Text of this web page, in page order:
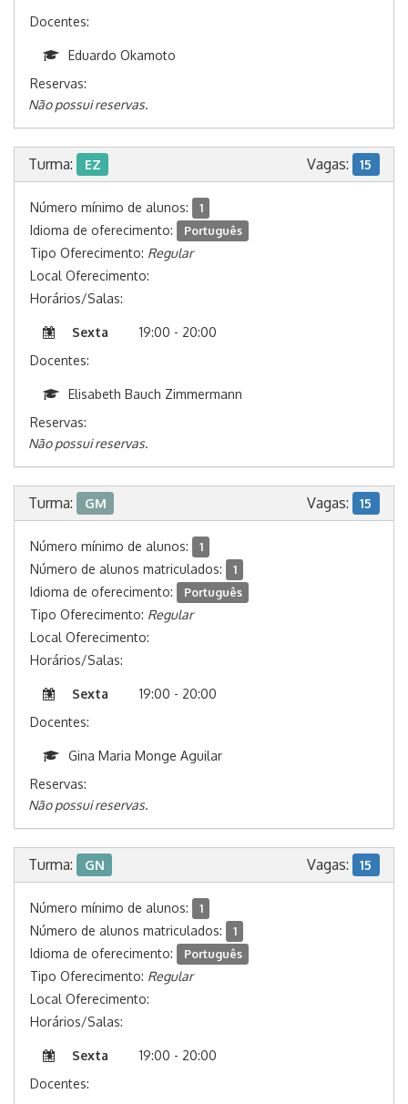
Docentes:
Eduardo Okamoto
Reservas:
Não possui reservas.
Turma: EZ Vagas: 15
Número mínimo de alunos: 1
Idioma de oferecimento: Português
Tipo Oferecimento: Regular
Local Oferecimento:
Horários/Salas:
Sexta
19:00 - 20:00
Docentes:
Elisabeth Bauch Zimmermann
Reservas:
Não possui reservas.
Turma: GM Vagas: 15
Número mínimo de alunos: 1
Número de alunos matriculados: 1
Idioma de oferecimento: Português
Tipo Oferecimento: Regular
Local Oferecimento:
Horários/Salas:
Sexta
19:00 - 20:00
Docentes:
Gina Maria Monge Aguilar
Reservas:
Não possui reservas.
Turma: GN Vagas: 15
Número mínimo de alunos: 1
Número de alunos matriculados: 1
Idioma de oferecimento: Português
Tipo Oferecimento: Regular
Local Oferecimento:
Horários/Salas:
Sexta
19:00 - 20:00
Docentes: